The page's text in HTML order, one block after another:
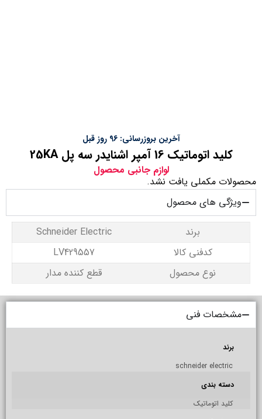
آخرین بروزرسانی: 96 روز قبل
کليد اتوماتیک 16 آمپر اشنایدر سه پل 25KA
لوازم جانبی محصول
محصولات مکملی یافت نشد.
ویژگی های محصول
برند
Schneider Electric
کدفنی کالا
LV429557
نوع محصول
قطع کننده مدار
مشخصات فنی
برند
schneider electric
دسته بندی
کلید اتوماتیک